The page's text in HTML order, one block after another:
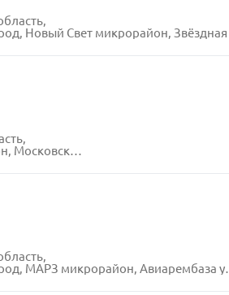
Новый Свет микрорайон, Звёздная улица, 14
бульвар, 4
МАРЗ микрорайон, Авиарембаза улица, 6